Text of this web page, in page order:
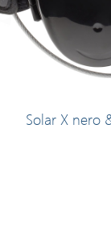
Solar X nero